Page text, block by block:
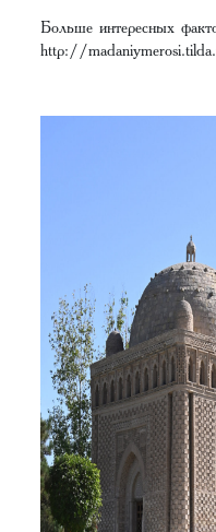
Больше интересных
http://